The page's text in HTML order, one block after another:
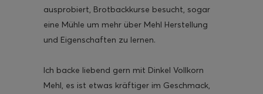
ausprobiert, Brotbackkurse besucht, sogar
eine Mühle um mehr über Mehl Herstellung
und Eigenschaften zu lernen.
Ich backe liebend gern mit Dinkel Vollkorn
Mehl, es ist etwas kräftiger im Geschmack,